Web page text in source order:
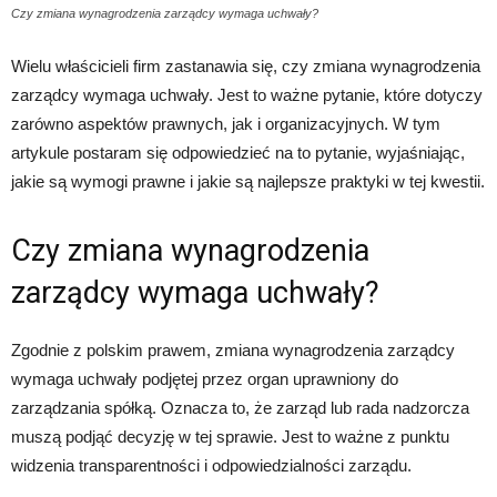
Czy zmiana wynagrodzenia zarządcy wymaga uchwały?
Wielu właścicieli firm zastanawia się, czy zmiana wynagrodzenia
zarządcy wymaga uchwały. Jest to ważne pytanie, które dotyczy
zarówno aspektów prawnych, jak i organizacyjnych. W tym
artykule postaram się odpowiedzieć na to pytanie, wyjaśniając,
jakie są wymogi prawne i jakie są najlepsze praktyki w tej kwestii.
Czy zmiana wynagrodzenia
zarządcy wymaga uchwały?
Zgodnie z polskim prawem, zmiana wynagrodzenia zarządcy
wymaga uchwały podjętej przez organ uprawniony do
zarządzania spółką. Oznacza to, że zarząd lub rada nadzorcza
muszą podjąć decyzję w tej sprawie. Jest to ważne z punktu
widzenia transparentności i odpowiedzialności zarządu.